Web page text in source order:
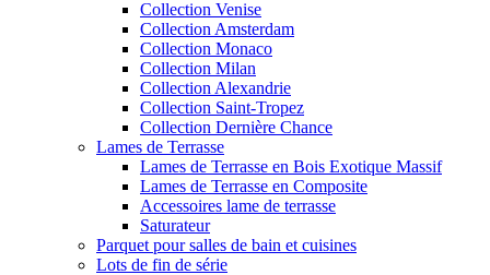
Collection Venise
Collection Amsterdam
Collection Monaco
Collection Milan
Collection Alexandrie
Collection Saint-Tropez
Collection Dernière Chance
Lames de Terrasse
Lames de Terrasse en Bois Exotique Massif
Lames de Terrasse en Composite
Accessoires lame de terrasse
Saturateur
Parquet pour salles de bain et cuisines
Lots de fin de série